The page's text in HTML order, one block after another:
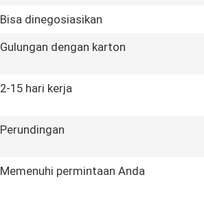
Bisa dinegosiasikan
Gulungan dengan karton
2-15 hari kerja
Perundingan
Memenuhi permintaan Anda